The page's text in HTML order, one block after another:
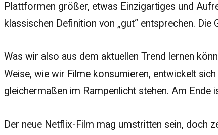
Plattformen größer, etwas Einzigartiges und
klassischen Definition von „gut“ entsprechen.
Was wir also aus dem aktuellen Trend lernen
Weise, wie wir Filme konsumieren, entwickelt
gleichermaßen im Rampenlicht stehen. Am
Der neue Netflix-Film mag umstritten sein, doch